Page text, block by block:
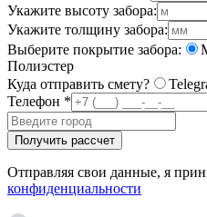
Укажите высоту забора:
Укажите толщину забора:
Выберите покрытие забора:
Полиэстер
Куда отправить смету?
Телефон *
Получить рассчет
Отправляя свои данные, я
конфиденциальности